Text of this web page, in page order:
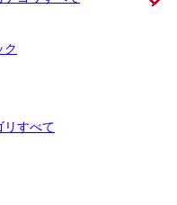
ク
リすべて